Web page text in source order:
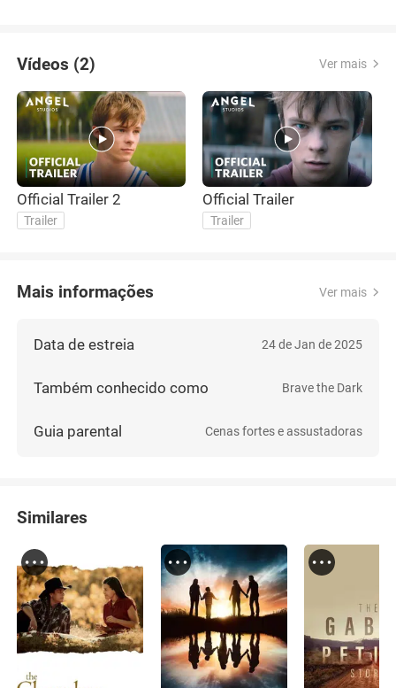
Vídeos (2) Ver mais
Official Trailer 2
Trailer
Official Trailer
Trailer
Mais informações Ver mais
Data de estreia 24 de Jan de 2025
Também conhecido como Brave the Dark
Guia parental Cenas fortes e assustadoras
Similares